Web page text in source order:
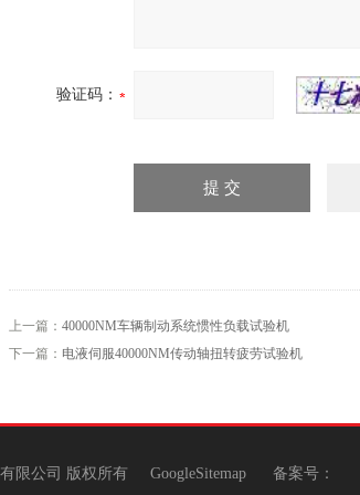
验证码：
上一篇： 40000NM车辆制动系统惯性负载试验机
下一篇： 电液伺服40000NM传动轴扭转疲劳试验机
有限公司 版权所有 GoogleSitemap备案号：